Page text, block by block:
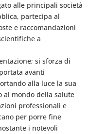
alle principali società
partecipa al
e raccomandazioni
a
si sforza di
avanti
alla luce la sua
al mondo della salute
professionali e
per porre fine
i notevoli